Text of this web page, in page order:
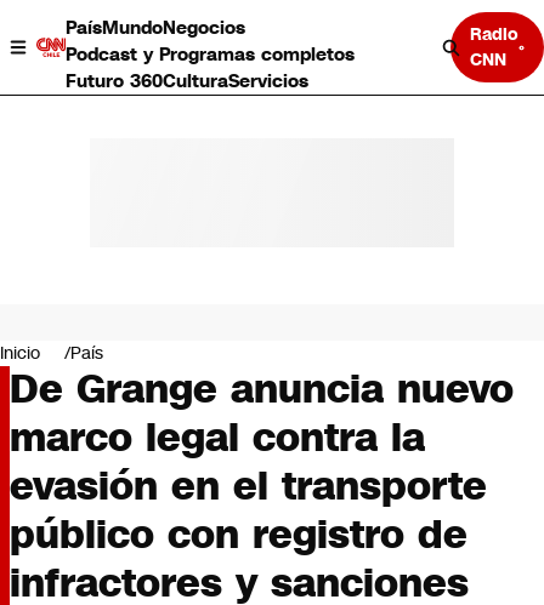
PaísMundoNegocios
Podcast y Programas completos
Futuro 360CulturaServicios
Radio
CNN
Negocios
Deportes
Programas completos
Cultura
Servicios
Bits
CNN Data
CNN tiempo
Futuro 360
Opinión
Inicio País
De Grange anuncia nuevo
marco legal contra la
evasión en el transporte
público con registro de
infractores y sanciones